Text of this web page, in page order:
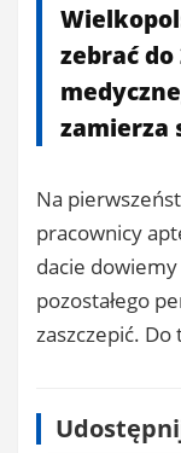
zebrać
zamierza
Na
pracownicy
dacie
pozostałego
zaszczepić.